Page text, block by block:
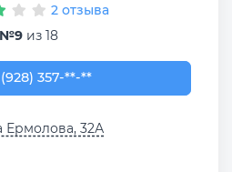
2 отзыва
№9из 18
357-36-16
357-**-**
Ермолова, 32А